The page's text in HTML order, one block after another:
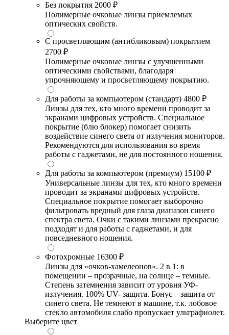
Без покрытия 2000 ₽
Полимерные очковые линзы приемлемых
оптических свойств.
С просветляющим (антибликовым) покрытием
2700 ₽
Полимерные очковые линзы с улучшенными
оптическими свойствами, благодаря
упрочняющему и просветляющему покрытию.
Для работы за компьютером (стандарт) 4800 ₽
Линзы для тех, кто много времени проводит за
экранами цифровых устройств. Специальное
покрытие (блю блокер) помогает снизить
воздействие синего света от излучения мониторов.
Рекомендуются для использования во время
работы с гаджетами, не для постоянного ношения.
Для работы за компьютером (премиум) 15100 ₽
Универсальные линзы для тех, кто много времени
проводит за экранами цифровых устройств.
Специальное покрытие помогает выборочно
фильтровать вредный для глаза диапазон синего
спектра света. Очки с такими линзами прекрасно
подходят и для работы с гаджетами, и для
повседневного ношения.
Фотохромные 16300 ₽
Линзы для «очков-хамелеонов». 2 в 1: в
помещении – прозрачные, на солнце – темные.
Степень затемнения зависит от уровня УФ-
излучения. 100% UV- защита. Бонус – защита от
синего света. Не темнеют в машине, т.к. лобовое
стекло автомобиля слабо пропускает ультрафиолет.
Выберите цвет